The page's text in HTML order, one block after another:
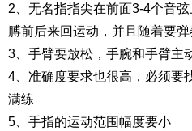
2、无名指指尖在前面3-4个音
膊前后来回运动，并且随着要
3、手臂要放松，手腕和手臂主
4、准确度要求也很高，必须要
满练
5、手指的运动范围幅度要小